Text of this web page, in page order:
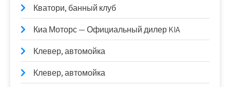
Кватори, банный клуб
Киа Моторс — Официальный дилер KIA
Клевер, автомойка
Клевер, автомойка